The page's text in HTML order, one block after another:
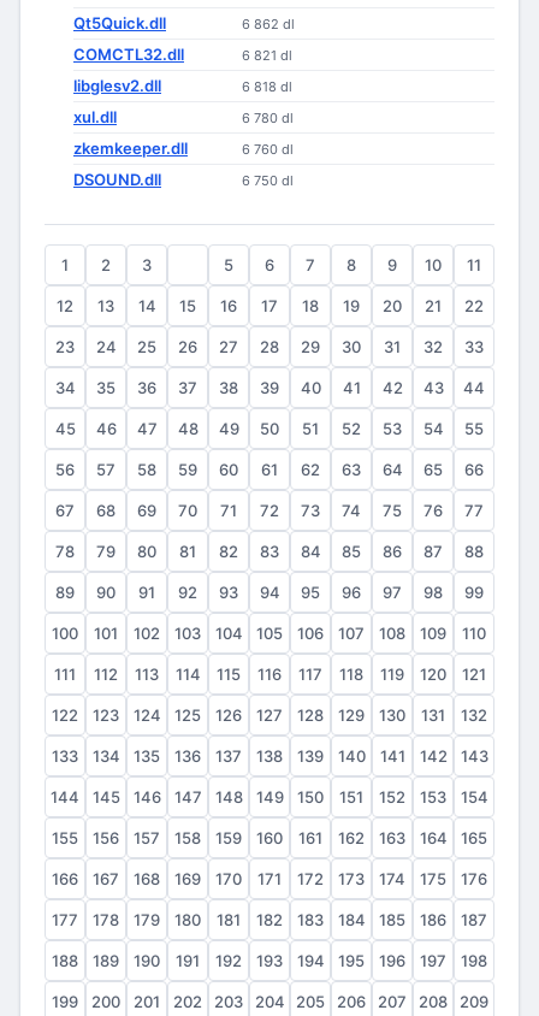
Qt5Quick.dll 6 862 dl
COMCTL32.dll 6 821 dl
libglesv2.dll 6 818 dl
xul.dll 6 780 dl
zkemkeeper.dll 6 760 dl
DSOUND.dll 6 750 dl
1 2 3 5 6 7 8 9 10 11
12 13 14 15 16 17 18 19 20 21 22
23 24 25 26 27 28 29 30 31 32 33
34 35 36 37 38 39 40 41 42 43 44
45 46 47 48 49 50 51 52 53 54 55
56 57 58 59 60 61 62 63 64 65 66
67 68 69 70 71 72 73 74 75 76 77
78 79 80 81 82 83 84 85 86 87 88
89 90 91 92 93 94 95 96 97 98 99
100 101 102 103 104 105 106 107 108 109 110
111 112 113 114 115 116 117 118 119 120 121
122 123 124 125 126 127 128 129 130 131 132
133 134 135 136 137 138 139 140 141 142 143
144 145 146 147 148 149 150 151 152 153 154
155 156 157 158 159 160 161 162 163 164 165
166 167 168 169 170 171 172 173 174 175 176
177 178 179 180 181 182 183 184 185 186 187
188 189 190 191 192 193 194 195 196 197 198
199 200 201 202 203 204 205 206 207 208 209